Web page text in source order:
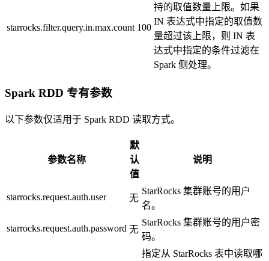
starrocks.filter.query.in.max.count 100
持的取值数量上限。如果
IN 表达式中指定的取值数
量超过该上限，则 IN 表
达式中指定的条件过滤在
Spark 侧处理。
Spark RDD 专有参数
以下参数仅适用于 Spark RDD 读取方式。
参数名称
默
认
值
说明
starrocks.request.auth.user 无
StarRocks 集群账号的用户
名。
starrocks.request.auth.password 无
StarRocks 集群账号的用户密
码。
指定从 StarRocks 表中读取哪